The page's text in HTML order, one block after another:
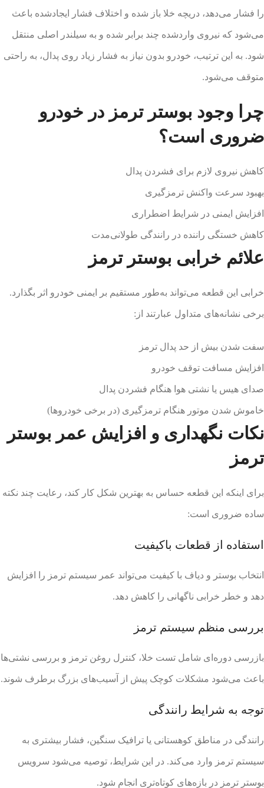
را فشار می‌دهد، دریچه خلا باز شده و اختلاف فشار ایجادشده باعث
می‌شود که نیروی واردشده چند برابر شده و به سیلندر اصلی منتقل
شود. به این ترتیب، خودرو بدون نیاز به فشار زیاد روی پدال، به راحتی
متوقف می‌شود.
چرا وجود بوستر ترمز در خودرو
ضروری است؟
کاهش نیروی لازم برای فشردن پدال
بهبود سرعت واکنش ترمزگیری
افزایش ایمنی در شرایط اضطراری
کاهش خستگی راننده در رانندگی طولانی‌مدت
علائم خرابی بوستر ترمز
خرابی این قطعه می‌تواند به‌طور مستقیم بر ایمنی خودرو اثر بگذارد.
برخی نشانه‌های متداول عبارتند از:
سفت شدن بیش از حد پدال ترمز
افزایش مسافت توقف خودرو
صدای هیس یا نشتی هوا هنگام فشردن پدال
خاموش شدن موتور هنگام ترمزگیری (در برخی خودروها)
نکات نگهداری و افزایش عمر بوستر
ترمز
برای اینکه این قطعه حساس به بهترین شکل کار کند، رعایت چند نکته
ساده ضروری است:
استفاده از قطعات باکیفیت
انتخاب بوستر و دیاف با کیفیت می‌تواند عمر سیستم ترمز را افزایش
دهد و خطر خرابی ناگهانی را کاهش دهد.
بررسی منظم سیستم ترمز
بازرسی دوره‌ای شامل تست خلا، کنترل روغن ترمز و بررسی نشتی‌ها
باعث می‌شود مشکلات کوچک پیش از آسیب‌های بزرگ برطرف شوند.
توجه به شرایط رانندگی
رانندگی در مناطق کوهستانی یا ترافیک سنگین، فشار بیشتری به
سیستم ترمز وارد می‌کند. در این شرایط، توصیه می‌شود سرویس
بوستر ترمز در بازه‌های کوتاه‌تری انجام شود.